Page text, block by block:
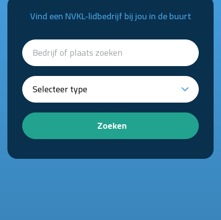
Vind een NVKL-lidbedrijf bij jou in de buurt
Zoeken